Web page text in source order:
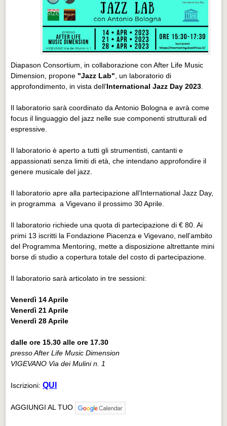
Diapason Consortium, in collaborazione con After Life Music
Dimension, propone "Jazz Lab", un laboratorio di
approfondimento, in vista dell’International Jazz Day 2023.
Il laboratorio sarà coordinato da Antonio Bologna e avrà come
focus il linguaggio del jazz nelle sue componenti strutturali ed
espressive.
Il laboratorio è aperto a tutti gli strumentisti, cantanti e
appassionati senza limiti di età, che intendano approfondire il
genere musicale del jazz.
Il laboratorio apre alla partecipazione all’International Jazz Day,
in programma a Vigevano il prossimo 30 Aprile.
Il laboratorio richiede una quota di partecipazione di € 80. Ai
primi 13 iscritti la Fondazione Piacenza e Vigevano, nell’ambito
del Programma Mentoring, mette a disposizione altrettante mini
borse di studio a copertura totale del costo di partecipazione.
Il laboratorio sarà articolato in tre sessioni:
Venerdì 14 Aprile
Venerdì 21 Aprile
Venerdì 28 Aprile
dalle ore 15.30 alle ore 17.30
presso After Life Music Dimension
VIGEVANO Via dei Mulini n. 1
Iscrizioni:QUI
AGGIUNGI AL TUO